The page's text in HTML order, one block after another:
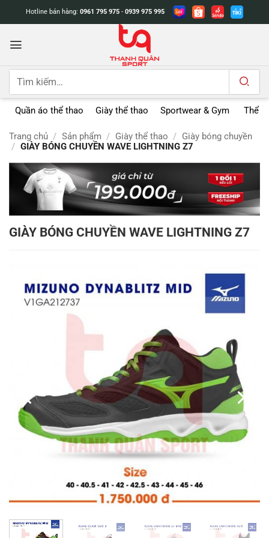
dung
Hotline bán hàng: 0961 795 975 - 0939 975 995
Tìm
Quần áo thể thao Giày thể thao Sportwear & Gym Thể
Trang chủ / Sản phẩm / Giày thể thao / Giày bóng chuyền
/ GIÀY BÓNG CHUYỀN WAVE LIGHTNING Z7
GIÀY BÓNG CHUYỀN WAVE LIGHTNING Z7